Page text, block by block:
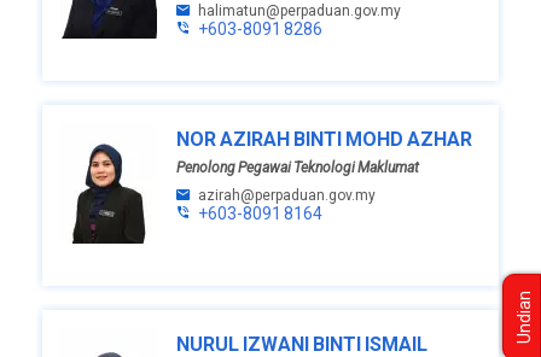
halimatun@perpaduan.gov.my
+603-8091 8286
NOR AZIRAH BINTI MOHD AZHAR
Penolong Pegawai Teknologi Maklumat
azirah@perpaduan.gov.my
+603-8091 8164
NURUL IZWANI BINTI ISMAIL Undian